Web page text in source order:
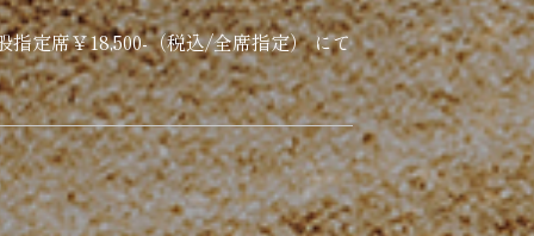
定席￥18,500-（税込/全席指定） にて